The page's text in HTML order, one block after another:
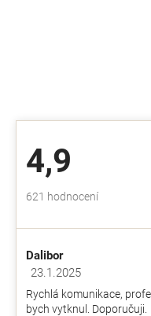
4,9
Průměrné
obchodu
4,9
hvězdiček.
621 hodnocení
Dalibor
Hodnocení obchodu je 5 z
23.1.2025
Rychlá komunikace,
bych vytknul. Doporučuji.